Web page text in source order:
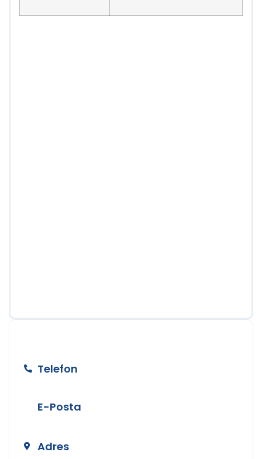
Telefon
E-Posta
Adres